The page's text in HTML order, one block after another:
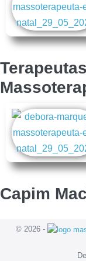
Capim
© 2026 -